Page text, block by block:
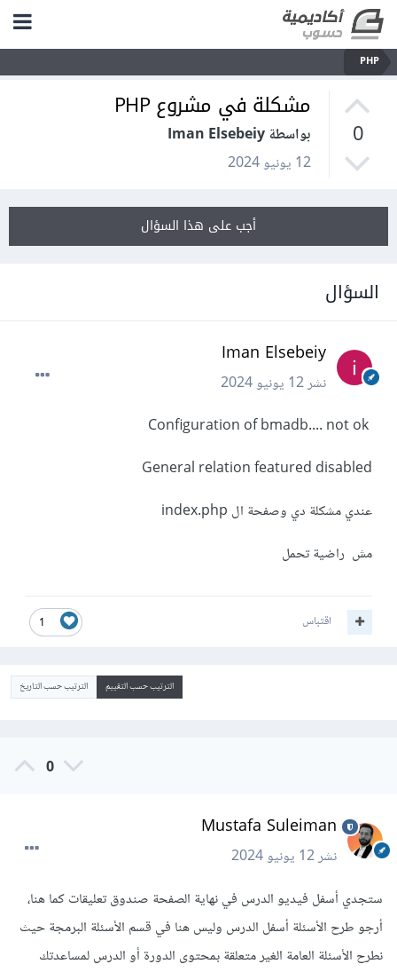
PHP
0
مشكلة في مشروع PHP
بواسطة Iman Elsebeiy
12 يونيو 2024
أجب على هذا السؤال
السؤال
Iman Elsebeiy
نشر12 يونيو 2024
General relation featured disabled
عندي مشكلة دي وصفحة ال index.php
مش راضية تحمل
1 اقتباس
الترتيب حسب التقييم الترتيب حسب التاريخ
0
Mustafa Suleiman
نشر12 يونيو 2024
ستجدي أسفل فيديو الدرس في نهاية الصفحة صندوق تعليقات كما هنا،
أرجو طرح الأسئلة أسفل الدرس وليس هنا في قسم الأسئلة البرمجة حيث
نطرح الأسئلة العامة الغير متعلقة بمحتوى الدورة أو الدرس لمساعدتك